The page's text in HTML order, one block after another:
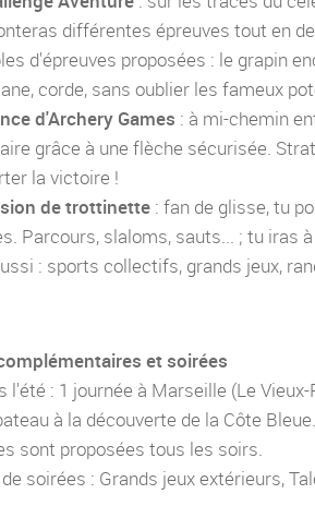
différentes épreuves tout en
d'épreuves proposées : le grapin
corde, sans oublier les fameux
d'Archery Games : à mi-chemin
grâce à une flèche sécurisée.
la victoire !
de trottinette : fan de glisse, tu
Parcours, slaloms, sauts... ; tu iras
: sports collectifs, grands jeux,
et soirées
l'été : 1 journée à Marseille (Le
à la découverte de la Côte Bleue.
sont proposées tous les soirs.
soirées : Grands jeux extérieurs,